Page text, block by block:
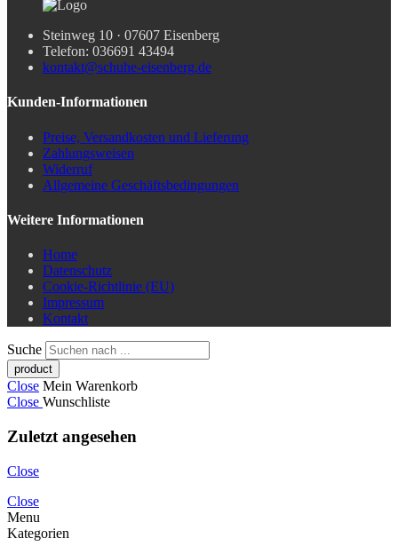
Steinweg 10 · 07607 Eisenberg
Telefon: 036691 43494
kontakt@schuhe-eisenberg.de
Kunden-Informationen
Preise, Versandkosten und Lieferung
Zahlungsweisen
Widerruf
Allgemeine Geschäftsbedingungen
Weitere Informationen
Home
Datenschutz
Cookie-Richtlinie (EU)
Impressum
Kontakt
Suche
Close Mein Warenkorb
Close Wunschliste
Zuletzt angesehen
Close
Close
Menu
Kategorien